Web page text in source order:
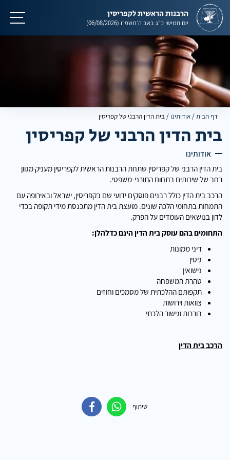
הרבנות הראשית לקפריסין
יום חמישיכ״ג באב ה׳תשפ״ו (06/08/2026) תפריט
דף הבית/אודותינו /בית הדין הרבני של קפריסין
בית הדין הרבני של קפריסין
אודותינו
בית הדין הרבני של קפריסין שתחת הרבנות הראשית לקפריסין מעניק מגוון
רחב של שירותים בתחום התורני-משפטי.
הרכב בית הדין כולל רבנים פוסקים ידועי שם בקפריסין, ישראל ובאירופה עם
התמחות בתחומי הלכה שונים. מועצת בית הדין מתכנסת מידי תקופה בכדי
לדון בנושאים העומדים על הפרק.
התחומים בהם עוסק בית הדין הינם כדלהלן:
דיני ממונות
גיטין
נישואין
טהרת המשפחה
תקפותם ההלכתית של מסמכים וחוזים
צוואות וירושות
בוררות וגישור הלכתי
הרכב בית הדין
שיתוף